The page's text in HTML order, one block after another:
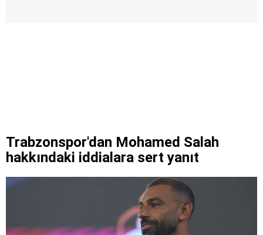
Trabzonspor'dan Mohamed Salah
hakkındaki iddialara sert yanıt